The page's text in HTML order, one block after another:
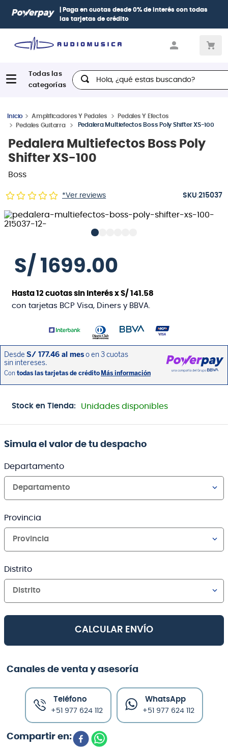
Paga conhasta 12 cuotas sin interesescon tarjetasBCP Visa,
Diners, BBVA e Interbank
Hola, ¿qué estas buscando?
Amplificadores Y Pedales
Pedales Y Efectos
Pedales Guitarra
Pedalera Multiefectos Boss Poly Shifter XS-100
Pedalera Multiefectos Boss Poly
Shifter XS-100
Boss
*Ver reviews :215037
S/ 1699.00
Hasta12 cuotas sin interés xS/ 141.58
con tarjetas BCP Visa, Diners y BBVA.
Stock en Tienda: Unidades disponibles
Simula el valor de tu despacho
Departamento
Departamento
Provincia
Provincia
Distrito
Distrito
CALCULAR ENVÍO
Canales de venta y asesoría
Teléfono
+51 977 624 112
WhatsApp
+51 977 624 112